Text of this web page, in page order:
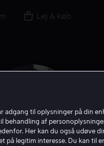
Lej & køb
adgang til oplysninger på din
behandling af
Her kan du også udøve
på legitim interesse. Du kan til